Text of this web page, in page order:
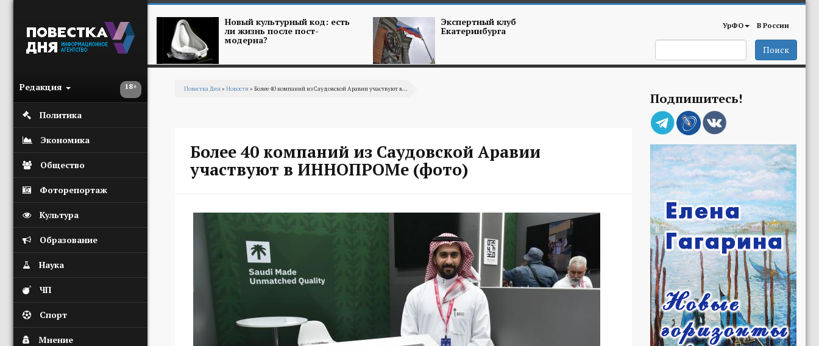
18+
Редакция
Политика
Экономика
Общество
Фоторепортаж
Культура
Образование
Наука
ЧП
Спорт
Мнение
Новый культурный код: есть
ли жизнь после пост-
модерна?
Экспертный клуб
Екатеринбурга УрФО В России
Поиск
Повестка Дня» Новости» Более 40 компаний из Саудовской Аравии участвуют в...
Более 40 компаний из Саудовской Аравии
участвуют в ИННОПРОМе (фото)
Подпишитесь!